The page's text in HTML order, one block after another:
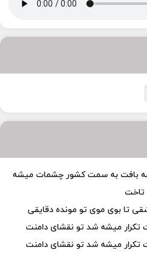
بافت به سمت کشور چشمات میشه
تاخت
تا بوی موی تو مونده دقایقی
تکرار میشه شد تو نقشای دامنت
تکرار میشه شد تو نقشای دامنت